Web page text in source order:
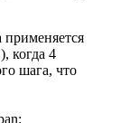
когда 4
шага, что